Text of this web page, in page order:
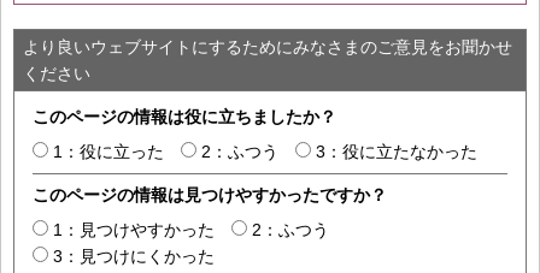
より良いウェブサイトにするためにみなさまのご意見をお聞かせ
ください
このページの情報は役に立ちましたか？
1：役に立った
2：ふつう 3：役に立たなかった
このページの情報は見つけやすかったですか？
1：見つけやすかった
2：ふつう
3：見つけにくかった